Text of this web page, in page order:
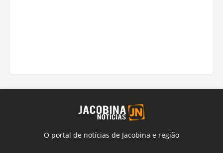
O portal de notícias de Jacobina e região